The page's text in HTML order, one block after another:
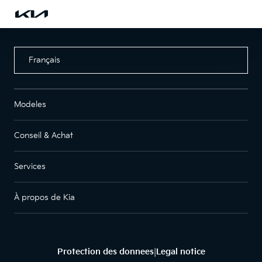
Français
Modeles
Conseil & Achat
Services
À propos de Kia
Protection des donnees| Legal notice